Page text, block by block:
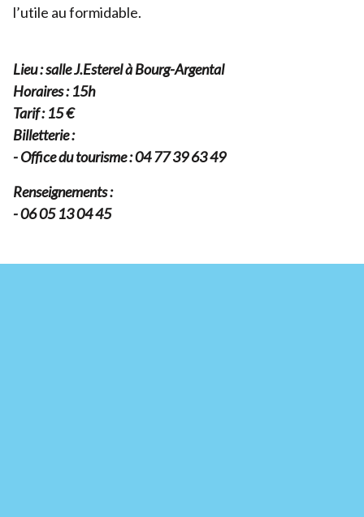
l’utile au formidable.
Lieu : salle J.Esterel à Bourg-Argental
Horaires :15h
Tarif :15€
Billetterie :
- Office du tourisme :04 77396349
Renseignements :
-0605 130445